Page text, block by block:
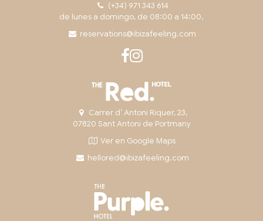
(+34) 971 343 614
de lunes a domingo, de 08:00 a 14:00.
reservations@ibizafeeling.com
Carrer d’ Antoni Riquer, 23,
07820 Sant Antoni de Portmany
Ver en Google Maps
hellored@ibizafeeling.com